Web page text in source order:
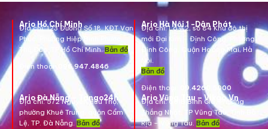
Ario Hồ Chí Minh
Địa chỉ:123 Đường Số 18, KĐT Vạn
Phúc, Phường Hiệp Bình Phước,
Thủ Đức, TP Hồ Chí Minh.Bản đồ
Điện thoại:
096.947.4846
Ario Hà Nội 1 -Dân Phát
Địa chỉ:Lô A2, số 84 Khu đô thị
mới Đại Kim – Định Công, Phường
Định Công, Quận Hoàng Mai, Hà
Nội.
Bản đồ
Điện thoại:
09.4260.5000
Ario Đà Nẵng – Tango24h
Địa chỉ: 572 Nguyễn Hữu Thọ,
phường Khuê Trung, quận Cẩm
Lệ, TP. Đà Nẵng.Bản đồ
Ario Vũng Tàu – Vikgo.Vn
Địa chỉ:661B Bình Giã, Phường
Thắng Nhất, TP Vũng Tàu, Tỉnh Bà
Rịa – Vũng Tàu. Bản đồ